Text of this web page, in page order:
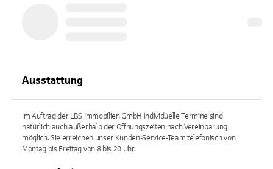
Ausstattung
Im Auftrag der LBS Immobilien GmbH Individuelle Termine sind
natürlich auch außerhalb der Öffnungszeiten nach Vereinbarung
möglich. Sie erreichen unser Kunden-Service-Team telefonisch von
Montag bis Freitag von 8 bis 20 Uhr.